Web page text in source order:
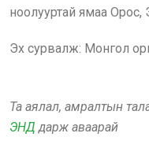
ноолууртай ямаа Орос,
Эх сурвалж: Монгол
Та аялал, амралтын
ЭНД дарж аваарай